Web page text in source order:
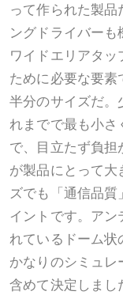
って作られた製品
ングドライバー
ワイドエリアタ
ために必要な要
半分のサイズだ。
れまでで最も小さ
で、目立たず負
が製品にとって大
ズでも「通信品
イントです。ア
れているドーム状
かなりのシミュレ
含めて決定しまし